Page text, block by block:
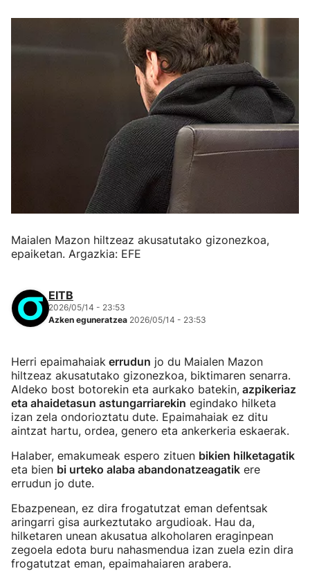
Maialen Mazon hiltzeaz akusatutako gizonezkoa,
epaiketan. Argazkia: EFE
EITB
2026/05/14 - 23:53
Azken eguneratzea 2026/05/14 - 23:53
Herri epaimahaiak errudun jo du Maialen Mazon
hiltzeaz akusatutako gizonezkoa, biktimaren senarra.
Aldeko bost botorekin eta aurkako batekin, azpikeriaz
eta ahaidetasun astungarriarekin egindako hilketa
izan zela ondorioztatu dute. Epaimahaiak ez ditu
aintzat hartu, ordea, genero eta ankerkeria eskaerak.
Halaber, emakumeak espero zituen bikien hilketagatik
eta bien bi urteko alaba abandonatzeagatik ere
errudun jo dute.
Ebazpenean, ez dira frogatutzat eman defentsak
aringarri gisa aurkeztutako argudioak. Hau da,
hilketaren unean akusatua alkoholaren eraginpean
zegoela edota buru nahasmendua izan zuela ezin dira
frogatutzat eman, epaimahaiaren arabera.